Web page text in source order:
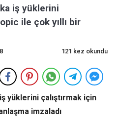
iş yüklerini
ile çok yıllı bir
121 kez okundu
yüklerini çalıştırmak için
imzaladı